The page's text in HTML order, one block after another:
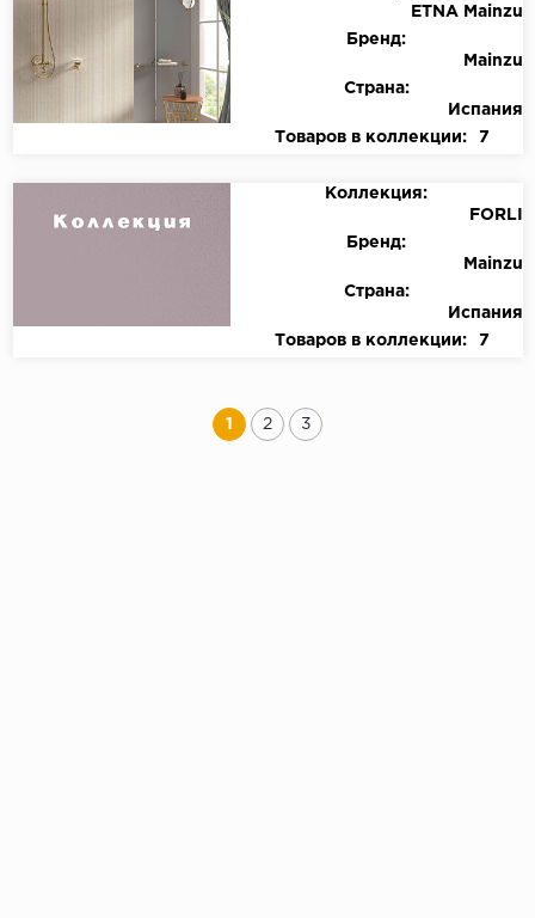
ETNA Mainzu
Бренд:
Mainzu
Страна:
Испания
Товаров в коллекции:
7
Коллекция:
FORLI
Бренд:
Mainzu
Страна:
Испания
Товаров в коллекции:
7
1 2 3